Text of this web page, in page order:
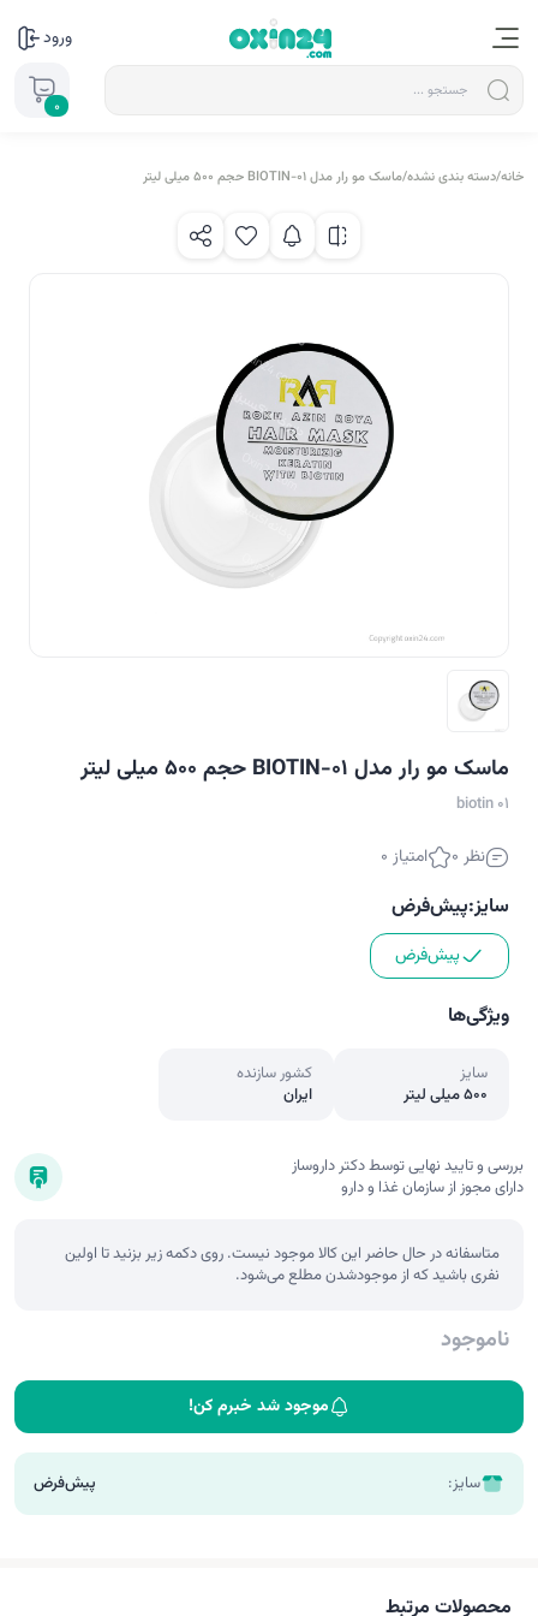
ورود
0
خانه/دسته بندی نشده/ماسک مو رار مدل BIOTIN-01 حجم 500 میلی لیتر
ماسک مو رار مدل BIOTIN-01 حجم 500 میلی لیتر
biotin 01
نظر 0 امتیاز 0
سایز:پیش‌فرض
پیش‌فرض
ویژگی‌ها
سایز
500 میلی لیتر
کشور سازنده
ایران
بررسی و تایید نهایی توسط دکتر داروساز
دارای مجوز از سازمان غذا و دارو
متاسفانه در حال حاضر این کالا موجود نیست. روی دکمه زیر بزنید تا اولین
نفری باشید که از موجودشدن مطلع می‌شود.
ناموجود
موجود شد خبرم کن!
سایز: پیش‌فرض
محصولات مرتبط